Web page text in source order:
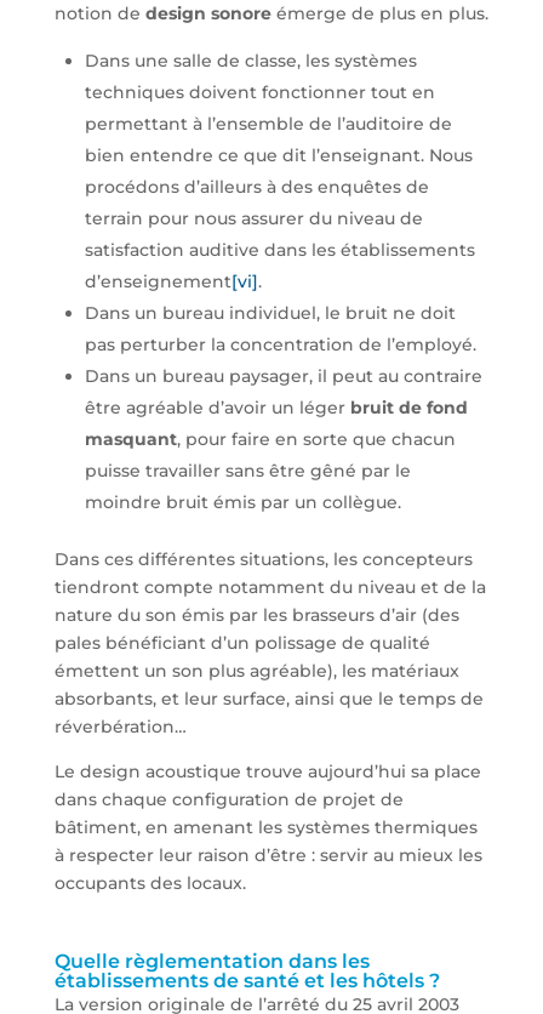
notion de design sonoreémerge de plus en plus.
Dans une salle de classe, les systèmes
techniques doivent fonctionner tout en
permettant à l’ensemble de l’auditoire de
bien entendre ce que dit l’enseignant. Nous
procédons d’ailleurs à des enquêtes de
terrain pour nous assurer du niveau de
satisfaction auditive dans les établissements
d’enseignement[vi].
Dans un bureau individuel, le bruit ne doit
pas perturber la concentration de l’employé.
Dans un bureau paysager, il peut au contraire
être agréable d’avoir un léger bruit de fond
masquant, pour faire en sorte que chacun
puisse travailler sans être gêné par le
moindre bruit émis par un collègue.
Dans ces différentes situations, les concepteurs
tiendront compte notamment du niveau et de la
nature du son émis par les brasseurs d’air (des
pales bénéficiant d’un polissage de qualité
émettent un son plus agréable), les matériaux
absorbants, et leur surface, ainsi que le temps de
réverbération…
Le design acoustique trouve aujourd’hui sa place
dans chaque configuration de projet de
bâtiment, en amenant les systèmes thermiques
à respecter leur raison d’être : servir au mieux les
occupants des locaux.
Quelle règlementation dans les
établissements de santé et les hôtels ?
La version originale de l’arrêté du 25 avril 2003